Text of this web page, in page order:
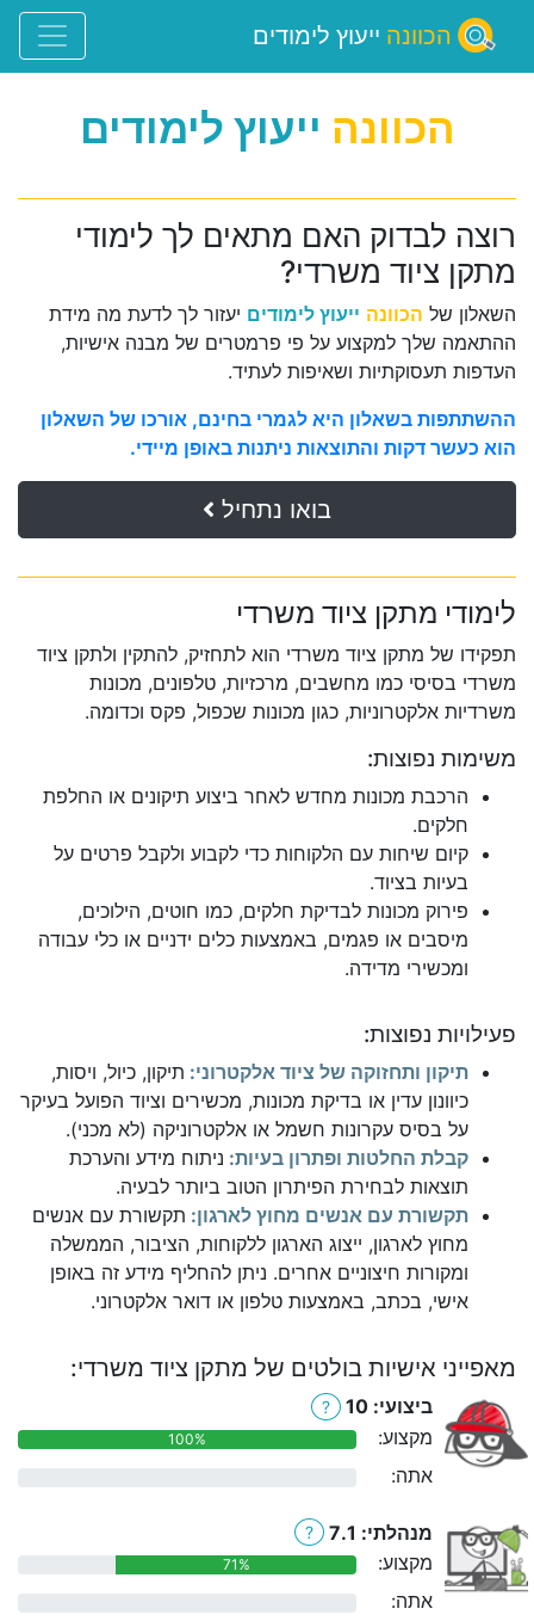
הכוונה ייעוץ לימודים
הכוונה ייעוץ לימודים
רוצה לבדוק האם מתאים לך לימודי
מתקן ציוד משרדי?
השאלון של הכוונה ייעוץ לימודים יעזור לך לדעת מה מידת
ההתאמה שלך למקצוע על פי פרמטרים של מבנה אישיות,
העדפות תעסוקתיות ושאיפות לעתיד.
ההשתתפות בשאלון היא לגמרי בחינם, אורכו של השאלון
הוא כעשר דקות והתוצאות ניתנות באופן מיידי.
בואו נתחיל
לימודי מתקן ציוד משרדי
תפקידו של מתקן ציוד משרדי הוא לתחזיק, להתקין ולתקן ציוד
משרדי בסיסי כמו מחשבים, מרכזיות, טלפונים, מכונות
משרדיות אלקטרוניות, כגון מכונות שכפול, פקס וכדומה.
משימות נפוצות:
הרכבת מכונות מחדש לאחר ביצוע תיקונים או החלפת
חלקים.
קיום שיחות עם הלקוחות כדי לקבוע ולקבל פרטים על
בעיות בציוד.
פירוק מכונות לבדיקת חלקים, כמו חוטים, הילוכים,
מיסבים או פגמים, באמצעות כלים ידניים או כלי עבודה
ומכשירי מדידה.
פעילויות נפוצות:
תיקון ותחזוקה של ציוד אלקטרוני: תיקון, כיול, ויסות,
כיוונון עדין או בדיקת מכונות, מכשירים וציוד הפועל בעיקר
על בסיס עקרונות חשמל או אלקטרוניקה (לא מכני).
קבלת החלטות ופתרון בעיות: ניתוח מידע והערכת
תוצאות לבחירת הפיתרון הטוב ביותר לבעיה.
תקשורת עם אנשים מחוץ לארגון: תקשורת עם אנשים
מחוץ לארגון, ייצוג הארגון ללקוחות, הציבור, הממשלה
ומקורות חיצוניים אחרים. ניתן להחליף מידע זה באופן
אישי, בכתב, באמצעות טלפון או דואר אלקטרוני.
מאפייני אישיות בולטים של מתקן ציוד משרדי:
ביצועי: 10 ?
מקצוע: 100%
אתה:
מנהלתי: 7.1 ?
מקצוע: 71%
אתה: